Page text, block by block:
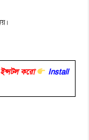
করো
Install